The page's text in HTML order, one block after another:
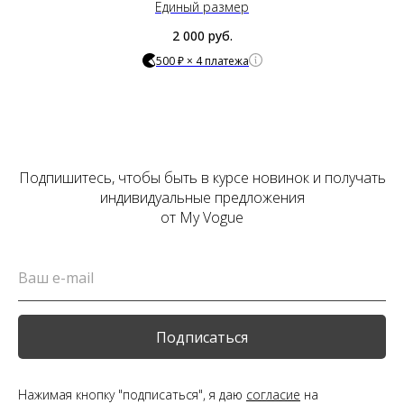
Единый размер
2 000 руб.
500 ₽ × 4 платежа
Подпишитесь, чтобы быть в курсе новинок и получать
индивидуальные предложения
от My Vogue
Подписаться
Нажимая кнопку "подписаться", я даю согласие на